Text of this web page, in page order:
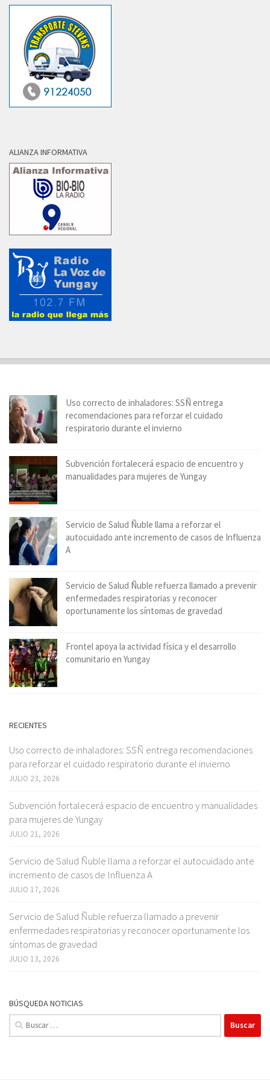
ALIANZA INFORMATIVA
Uso correcto de inhaladores: SSÑ entrega
recomendaciones para reforzar el cuidado
respiratorio durante el invierno
Subvención fortalecerá espacio de encuentro y
manualidades para mujeres de Yungay
Servicio de Salud Ñuble llama a reforzar el
autocuidado ante incremento de casos de Influenza
A
Servicio de Salud Ñuble refuerza llamado a prevenir
enfermedades respiratorias y reconocer
oportunamente los síntomas de gravedad
Frontel apoya la actividad física y el desarrollo
comunitario en Yungay
RECIENTES
Uso correcto de inhaladores: SSÑ entrega recomendaciones
para reforzar el cuidado respiratorio durante el invierno
JULIO 23, 2026
Subvención fortalecerá espacio de encuentro y manualidades
para mujeres de Yungay
JULIO 21, 2026
Servicio de Salud Ñuble llama a reforzar el autocuidado ante
incremento de casos de Influenza A
JULIO 17, 2026
Servicio de Salud Ñuble refuerza llamado a prevenir
enfermedades respiratorias y reconocer oportunamente los
síntomas de gravedad
JULIO 13, 2026
BÚSQUEDA NOTICIAS
Buscar: